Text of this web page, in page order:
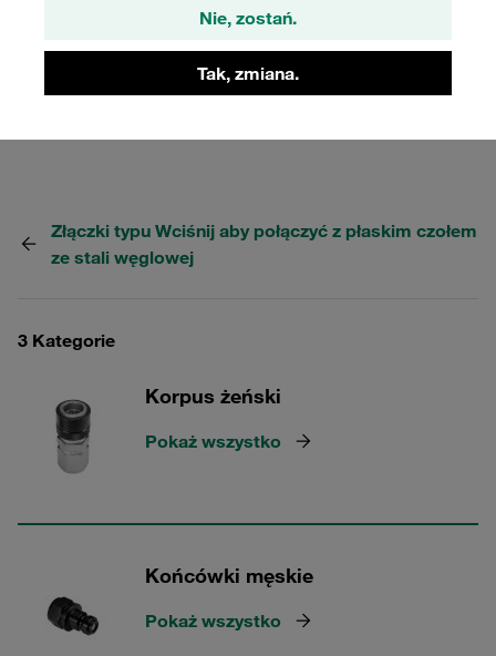
Nie, zostań.
Tak, zmiana.
pozycja na rynku od wielu lat jako oryginalny produkt firmy
Voswinkel. Obsługa jedną ręką, niskie ryzyko wycieków,
hydraulicznego, odpowiednie do stosowania w hydraulice
Złączki typu Wciśnij aby połączyć z płaskim czołem
ze stali węglowej
3 Kategorie
Korpus żeński
Pokaż wszystko
Końcówki męskie
Pokaż wszystko